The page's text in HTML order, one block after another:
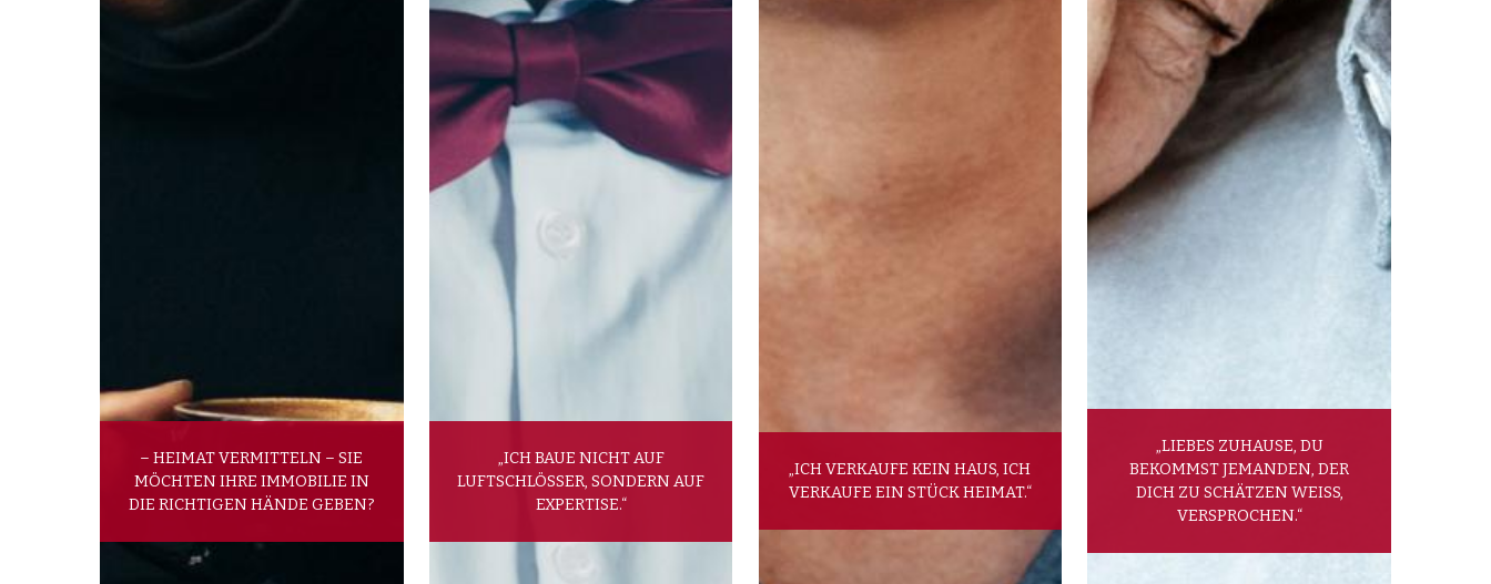
– HEIMAT VERMITTELN – SIE
MÖCHTEN IHRE IMMOBILIE IN
DIE RICHTIGEN HÄNDE GEBEN?
„ICH BAUE NICHT AUF
LUFTSCHLÖSSER, SONDERN AUF
EXPERTISE.“
„ICH VERKAUFE KEIN HAUS, ICH
VERKAUFE EIN STÜCK HEIMAT.“
„LIEBES ZUHAUSE, DU
BEKOMMST JEMANDEN, DER
DICH ZU SCHÄTZEN WEISS,
VERSPROCHEN.“